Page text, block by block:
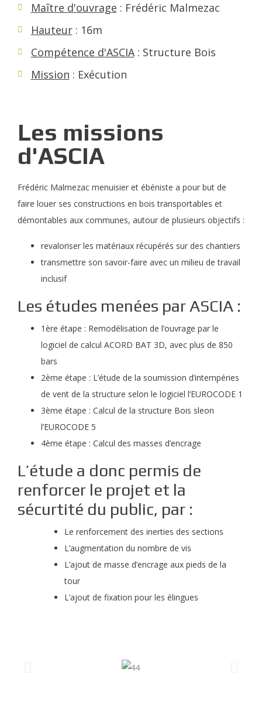
Maître d'ouvrage : Frédéric Malmezac
Hauteur: 16m
Compétence d'ASCIA: Structure Bois
Mission : Exécution
Les missions
d'ASCIA
Frédéric Malmezac menuisier et ébéniste a pour but de
faire louer ses constructions en bois transportables et
démontables aux communes, autour de plusieurs objectifs :
revaloriser les matériaux récupérés sur des chantiers
transmettre son savoir-faire avec un milieu de travail
inclusif
Les études menées par ASCIA :
1ère étape : Remodélisation de l’ouvrage par le
logiciel de calcul ACORD BAT 3D, avec plus de 850
bars
2ème étape : L’étude de la soumission d’intempéries
de vent de la structure selon le logiciel l’EUROCODE 1
3ème étape : Calcul de la structure Bois sleon
l’EUROCODE 5
4ème étape : Calcul des masses d’encrage
L’étude a donc permis de
renforcer le projet et la
sécurtité du public, par :
Le renforcement des inerties des sections
L’augmentation du nombre de vis
L’ajout de masse d’encrage aux pieds de la
tour
L’ajout de fixation pour les élingues